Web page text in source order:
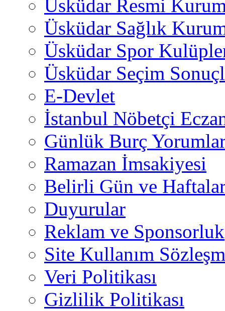
Üsküdar Resmi
Üsküdar Sağlık
Üsküdar Spor
Üsküdar Seçim
E-Devlet
İstanbul Nöbetçi
Günlük Burç
Ramazan İmsakiyesi
Belirli Gün ve
Duyurular
Reklam ve Sponsorluk
Site Kullanım
Veri Politikası
Gizlilik Politikası